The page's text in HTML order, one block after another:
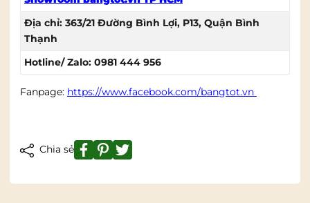
Địa chỉ: 363/21 Đường Bình Lợi, P13, Quận Bình
Thạnh
Hotline/ Zalo: 0981 444 956
Fanpage: https://www.facebook.com/bangtot.vn
Chia sẻ